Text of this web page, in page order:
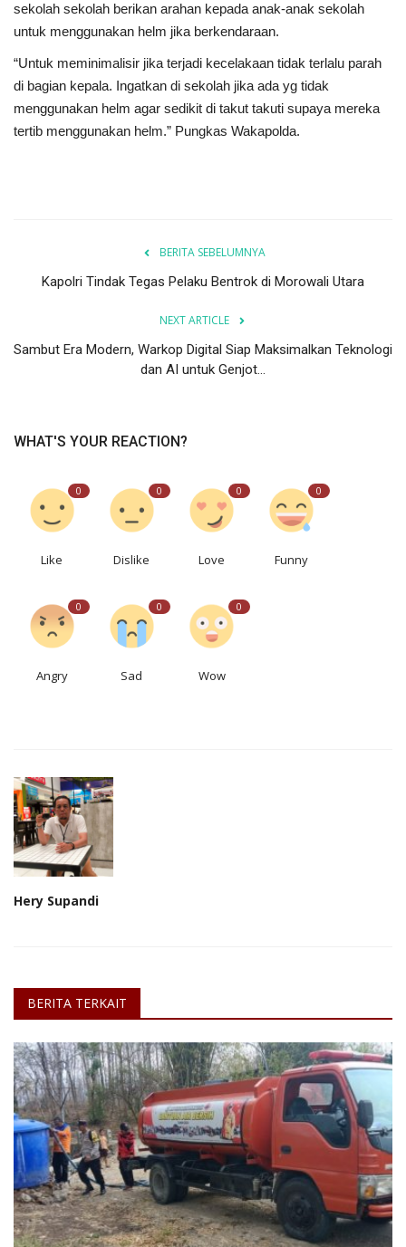
sekolah sekolah berikan arahan kepada anak-anak sekolah
untuk menggunakan helm jika berkendaraan.
“Untuk meminimalisir jika terjadi kecelakaan tidak terlalu parah
di bagian kepala. Ingatkan di sekolah jika ada yg tidak
menggunakan helm agar sedikit di takut takuti supaya mereka
tertib menggunakan helm.” Pungkas Wakapolda.
BERITA SEBELUMNYA
Kapolri Tindak Tegas Pelaku Bentrok di Morowali Utara
NEXT ARTICLE
Sambut Era Modern, Warkop Digital Siap Maksimalkan Teknologi
dan AI untuk Genjot...
WHAT'S YOUR REACTION?
0
Like
0
Dislike
0
Love
0
Funny
0
Angry
0
Sad
0
Wow
Hery Supandi
BERITA TERKAIT